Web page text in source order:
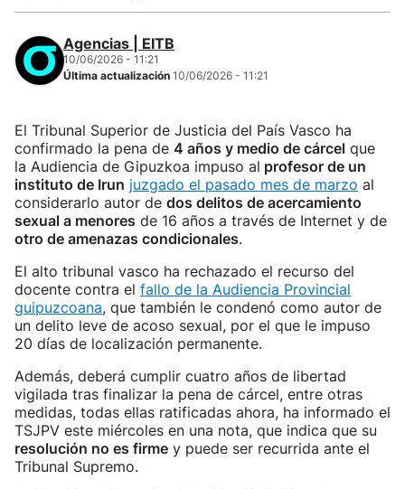
Agencias | EITB
10/06/2026 - 11:21
Última actualización 10/06/2026 - 11:21
El Tribunal Superior de Justicia del País Vasco ha
confirmado la pena de 4 años y medio de cárcel que
la Audiencia de Gipuzkoa impuso al profesor de un
instituto de Irun juzgado el pasado mes de marzo al
considerarlo autor de dos delitos de acercamiento
sexual a menores de 16 años a través de Internet y de
otro de amenazas condicionales.
El alto tribunal vasco ha rechazado el recurso del
docente contra el fallo de la Audiencia Provincial
guipuzcoana, que también le condenó como autor de
un delito leve de acoso sexual, por el que le impuso
20 días de localización permanente.
Además, deberá cumplir cuatro años de libertad
vigilada tras finalizar la pena de cárcel, entre otras
medidas, todas ellas ratificadas ahora, ha informado el
TSJPV este miércoles en una nota, que indica que su
resolución no es firme y puede ser recurrida ante el
Tribunal Supremo.